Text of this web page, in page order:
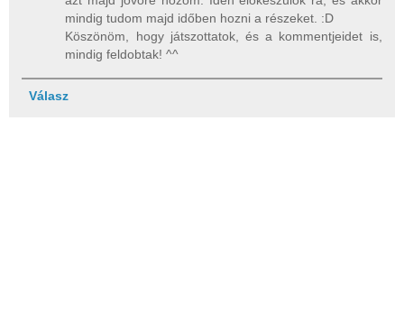
mindig tudom majd időben hozni a részeket. :D
Köszönöm, hogy játszottatok, és a kommentjeidet is,
mindig feldobtak! ^^
Válasz